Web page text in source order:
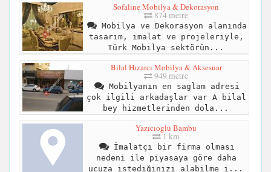
Sofaline Mobilya & Dekorasyon
874 metre
Mobilya ve Dekorasyon alanında
tasarım, imalat ve projeleriyle,
Türk Mobilya sektörün...
Bilal Hızarcı Mobilya & Aksesuar
949 metre
Mobilyanın en saglam adresi
çok ilgili arkadaşlar var A bilal
bey hizmetlerinden dola...
Yazıcıoglu Bambu
1 km
İmalatçı bir firma olması
nedeni ile piyasaya göre daha
ucuza istediğinizi alabilme i...